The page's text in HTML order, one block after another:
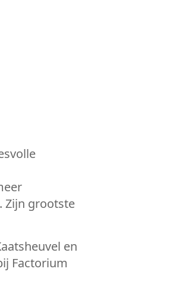
Zijn grootste
en
Factorium